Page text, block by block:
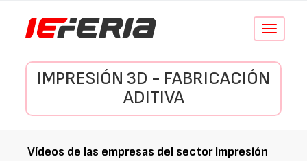
Conmutar
IMPRESIÓN 3D - FABRICACIÓN
ADITIVA
Vídeos de las empresas del sectorImpresión